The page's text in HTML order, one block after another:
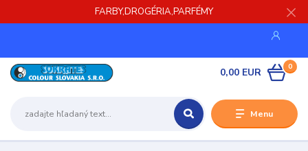
FARBY,DROGÉRIA,PARFÉMY
Menu
0
0,00 EUR